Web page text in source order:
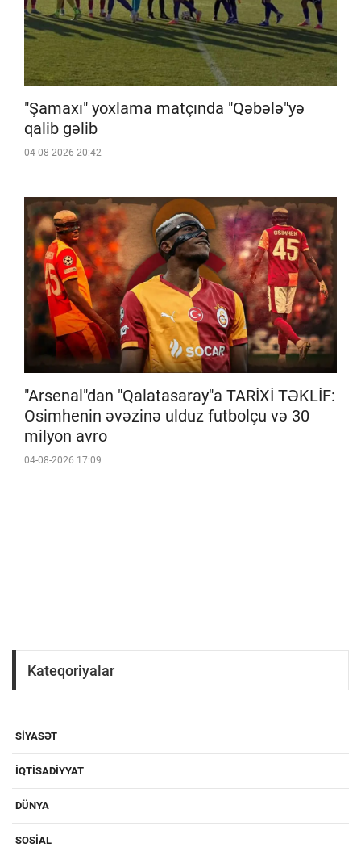
"Şamaxı" yoxlama matçında "Qəbələ"yə
qalib gəlib
04-08-2026 20:42
"Arsenal"dan "Qalatasaray"a TARİXİ TƏKLİF:
Osimhenin əvəzinə ulduz futbolçu və 30
milyon avro
04-08-2026 17:09
Kateqoriyalar
SIYASƏT
IQTISADIYYAT
DÜNYA
SOSIAL